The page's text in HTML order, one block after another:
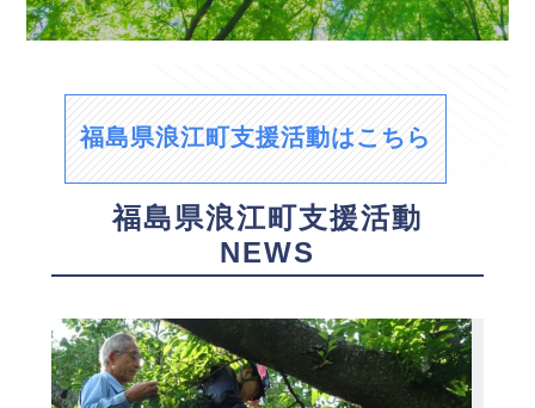
福島県浪江町支援活動はこちら
福島県浪江町支援活動
NEWS